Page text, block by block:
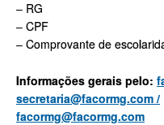
– RG
– CPF
– Comprovante de
Informações gerais pelo:
secretaria@facormg.com /
facormg@facormg.com